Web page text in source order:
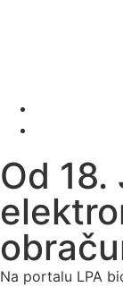
Od
Na portalu LPA